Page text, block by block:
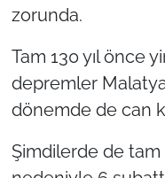
zorunda.
Tam 130 yıl önce
depremler
dönemde de can
Şimdilerde de tam